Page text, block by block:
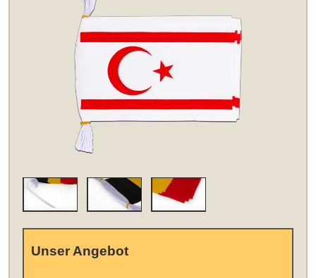
Unser Angebot